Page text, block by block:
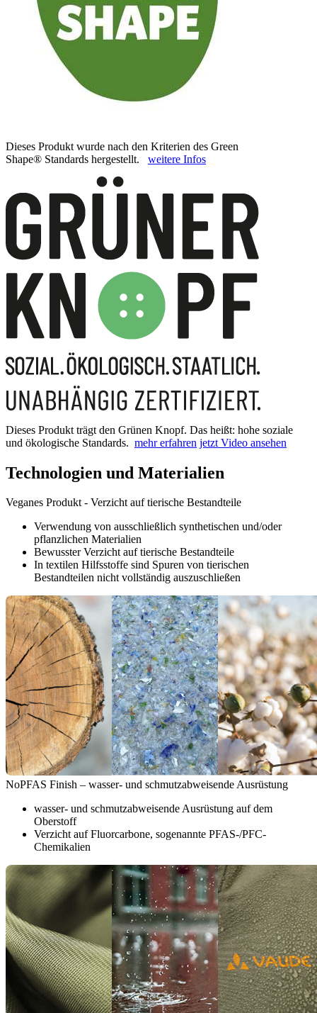
Dieses Produkt wurde nach den Kriterien des Green
Shape® Standards hergestellt. weitere Infos
Dieses Produkt trägt den Grünen Knopf. Das heißt: hohe soziale
und ökologische Standards. mehr erfahren jetzt Video ansehen
Technologien und Materialien
Veganes Produkt - Verzicht auf tierische Bestandteile
Verwendung von ausschließlich synthetischen und/oder
pflanzlichen Materialien
Bewusster Verzicht auf tierische Bestandteile
In textilen Hilfsstoffe sind Spuren von tierischen
Bestandteilen nicht vollständig auszuschließen
NoPFAS Finish – wasser- und schmutzabweisende Ausrüstung
wasser- und schmutzabweisende Ausrüstung auf dem
Oberstoff
Verzicht auf Fluorcarbone, sogenannte PFAS-/PFC-
Chemikalien